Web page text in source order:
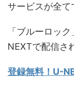
サービスが全て
「ブルーロッ
NEXTで配信さ
登録無料！U-